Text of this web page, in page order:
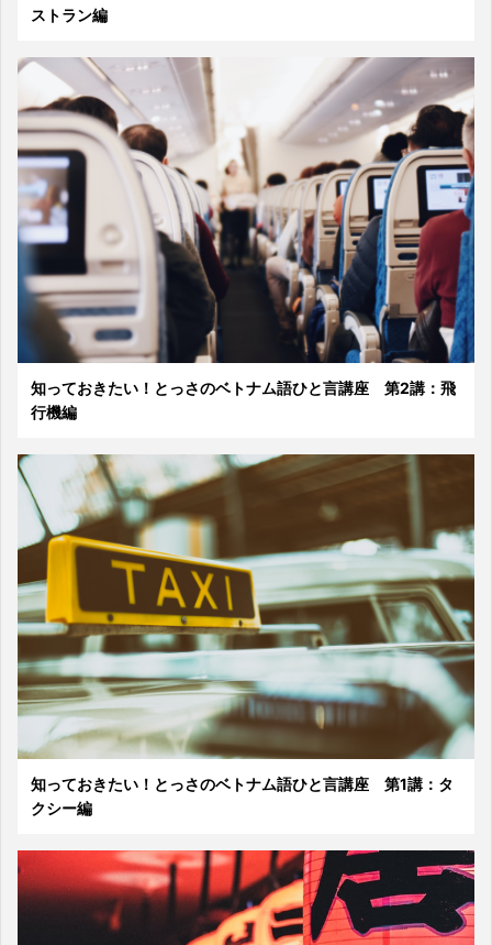
ストラン編
知っておきたい！とっさのベトナム語ひと言講座 第2講：飛
行機編
知っておきたい！とっさのベトナム語ひと言講座 第1講：タ
クシー編